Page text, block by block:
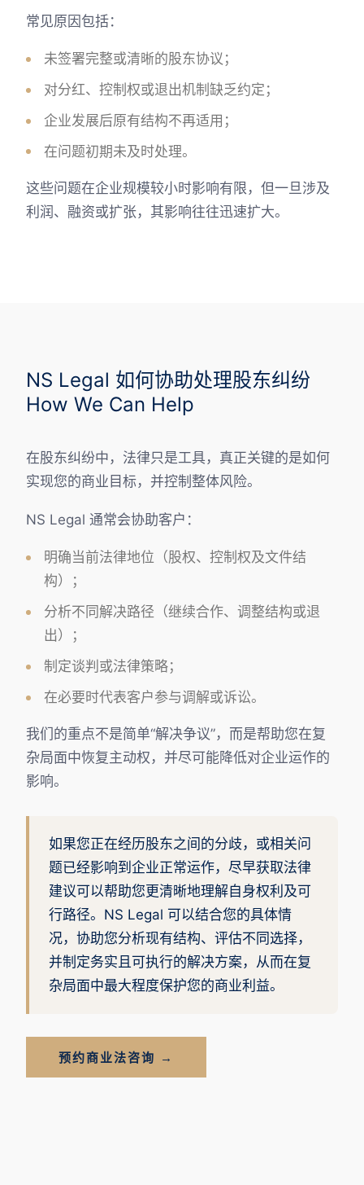
常见原因包括：
未签署完整或清晰的股东协议；
对分红、控制权或退出机制缺乏约定；
企业发展后原有结构不再适用；
在问题初期未及时处理。
这些问题在企业规模较小时影响有限，但一旦涉及
利润、融资或扩张，其影响往往迅速扩大。
NS Legal 如何协助处理股东纠纷
How We Can Help
在股东纠纷中，法律只是工具，真正关键的是如何
实现您的商业目标，并控制整体风险。
NS Legal 通常会协助客户：
明确当前法律地位（股权、控制权及文件结
构）；
分析不同解决路径（继续合作、调整结构或退
出）；
制定谈判或法律策略；
在必要时代表客户参与调解或诉讼。
我们的重点不是简单“解决争议”，而是帮助您在复
杂局面中恢复主动权，并尽可能降低对企业运作的
影响。
如果您正在经历股东之间的分歧，或相关问
题已经影响到企业正常运作，尽早获取法律
建议可以帮助您更清晰地理解自身权利及可
行路径。NS Legal 可以结合您的具体情
况，协助您分析现有结构、评估不同选择，
并制定务实且可执行的解决方案，从而在复
杂局面中最大程度保护您的商业利益。
预约商业法咨询 →